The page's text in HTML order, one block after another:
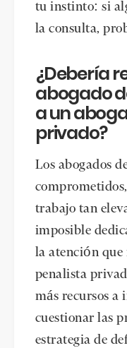
tu instinto: si
la consulta,
¿Debería
abogado
a un
privado?
Los abogados
trabajo tan
imposible
la atención que
penalista
más recursos a
cuestionar las
estrategia de